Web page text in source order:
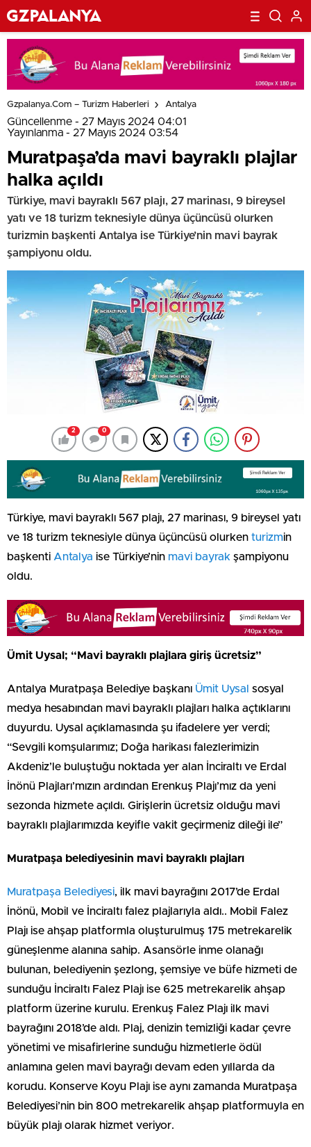
Gzpalanya.com – Turizm Haberleri Antalya
Güncellenme - 27 Mayıs 2024 04:01
Yayınlanma - 27 Mayıs 2024 03:54
Muratpaşa’da mavi bayraklı plajlar
halka açıldı
Türkiye, mavi bayraklı 567 plajı, 27 marinası, 9 bireysel
yatı ve 18 turizm teknesiyle dünya üçüncüsü olurken
turizmin başkenti Antalya ise Türkiye’nin mavi bayrak
şampiyonu oldu.
2 0
Türkiye, mavi bayraklı 567 plajı, 27 marinası, 9 bireysel yatı
ve 18 turizm teknesiyle dünya üçüncüsü olurken turizmin
başkenti Antalya ise Türkiye’nin mavi bayrak şampiyonu
oldu.
Ümit Uysal; “Mavi bayraklı plajlara giriş ücretsiz”
Antalya Muratpaşa Belediye başkanı Ümit Uysal sosyal
medya hesabından mavi bayraklı plajları halka açtıklarını
duyurdu. Uysal açıklamasında şu ifadelere yer verdi;
“Sevgili komşularımız; Doğa harikası falezlerimizin
Akdeniz’le buluştuğu noktada yer alan İnciraltı ve Erdal
İnönü Plajları’mızın ardından Erenkuş Plajı’mız da yeni
sezonda hizmete açıldı. Girişlerin ücretsiz olduğu mavi
bayraklı plajlarımızda keyifle vakit geçirmeniz dileği ile”
Muratpaşa belediyesinin mavi bayraklı plajları
Muratpaşa Belediyesi, ilk mavi bayrağını 2017’de Erdal
İnönü, Mobil ve İnciraltı falez plajlarıyla aldı.. Mobil Falez
Plajı ise ahşap platformla oluşturulmuş 175 metrekarelik
güneşlenme alanına sahip. Asansörle inme olanağı
bulunan, belediyenin şezlong, şemsiye ve büfe hizmeti de
sunduğu İnciraltı Falez Plajı ise 625 metrekarelik ahşap
platform üzerine kurulu. Erenkuş Falez Plajı ilk mavi
bayrağını 2018’de aldı. Plaj, denizin temizliği kadar çevre
yönetimi ve misafirlerine sunduğu hizmetlerle ödül
anlamına gelen mavi bayrağı devam eden yıllarda da
korudu. Konserve Koyu Plajı ise aynı zamanda Muratpaşa
Belediyesi’nin bin 800 metrekarelik ahşap platformuyla en
büyük plajı olarak hizmet veriyor.